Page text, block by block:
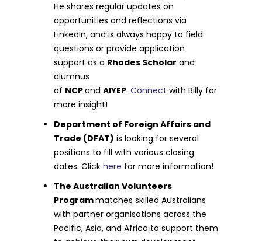
He shares regular updates on
opportunities and reflections via
LinkedIn, and is always happy to field
questions or provide application
support as a Rhodes Scholar and
alumnus
of NCPandAIYEP.Connectwith Billy for
more insight!
Department of Foreign Affairs and
Trade (DFAT) is looking for several
positions to fill with various closing
dates. Click here for more information!
The Australian Volunteers
Programmatches skilled Australians
with partner organisations across the
Pacific, Asia, and Africa to support them